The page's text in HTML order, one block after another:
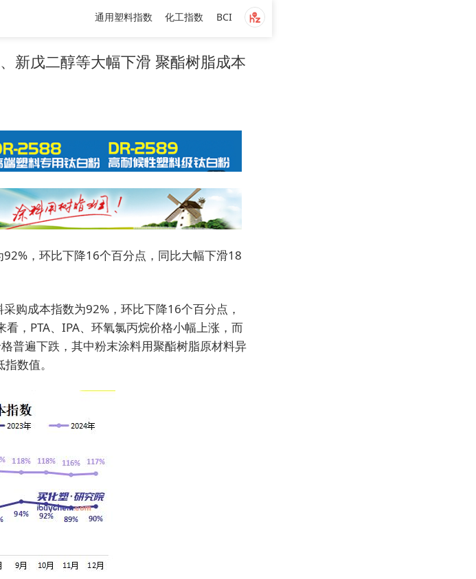
BCI
化工指数
通用塑料指数
新戊二醇等大幅下滑 聚酯树脂成本
，环比下降16个百分点，同比大幅下滑18
购成本指数为92%，环比下降16个百分点，
，PTA、IPA、环氧氯丙烷价格小幅上涨，而
普遍下跌，其中粉末涂料用聚酯树脂原材料异
数值。